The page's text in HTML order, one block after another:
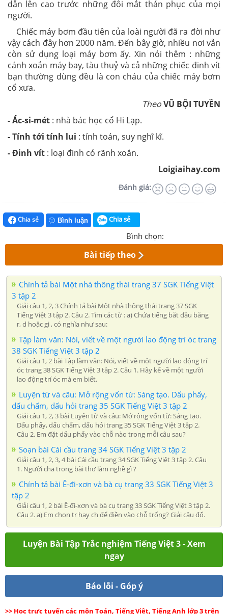
dẫn lên cao trước những đôi mắt thán phục của mọi
người.
Chiếc máy bơm đầu tiên của loài người đã ra đời như
vậy cách đây hơn 2000 năm. Đến bây giờ, nhiều nơi vẫn
còn sử dụng loại máy bơm ấy. Xin nói thêm : những
cánh xoắn máy bay, tàu thuỷ và cả những chiếc đinh vít
bạn thường dùng đều là con cháu của chiếc máy bơm
cổ xưa.
TheoVŨ BỘI TUYỀN
- Ác-si-mét : nhà bác học cổ Hi Lạp.
- Tính tới tính lui : tính toán, suy nghĩ kĩ.
- Đinh vít : loại đinh có rãnh xoắn.
Loigiaihay.com
Đánh giá:
Chia sẻ Bình luận Chia sẻ
Bình chọn:
Bài tiếp theo
Chính tả bài Một nhà thông thái trang 37 SGK Tiếng Việt
3 tập 2
Giải câu 1, 2, 3 Chính tả bài Một nhà thông thái trang 37 SGK
Tiếng Việt 3 tập 2. Câu 2. Tìm các từ : a) Chứa tiếng bắt đầu bằng
r, d hoặc gi , có nghĩa như sau:
Tập làm văn: Nói, viết về một người lao động trí óc trang
38 SGK Tiếng Việt 3 tập 2
Giải câu 1, 2 bài Tập làm văn: Nói, viết về một người lao động trí
óc trang 38 SGK Tiếng Việt 3 tập 2. Câu 1. Hãy kể về một người
lao động trí óc mà em biết.
Luyện từ và câu: Mở rộng vốn từ: Sáng tạo. Dấu phẩy,
dấu chấm, dấu hỏi trang 35 SGK Tiếng Việt 3 tập 2
Giải câu 1, 2, 3 bài Luyện từ và câu: Mở rộng vốn từ: Sáng tạo.
Dấu phẩy, dấu chấm, dấu hỏi trang 35 SGK Tiếng Việt 3 tập 2.
Câu 2. Em đặt dấu phẩy vào chỗ nào trong mỗi câu sau?
Soạn bài Cái cầu trang 34 SGK Tiếng Việt 3 tập 2
Giải câu 1, 2, 3, 4 bài Cái cầu trang 34 SGK Tiếng Việt 3 tập 2. Câu
1. Người cha trong bài thơ làm nghề gì ?
Chính tả bài Ê-đi-xơn và bà cụ trang 33 SGK Tiếng Việt 3
tập 2
Giải câu 1, 2 bài Ê-đi-xơn và bà cụ trang 33 SGK Tiếng Việt 3 tập 2.
Câu 2. a) Em chọn tr hay ch để điền vào chỗ trống? Giải câu đố.
Luyện Bài Tập Trắc nghiệm Tiếng Việt 3 - Xem
ngay
Báo lỗi - Góp ý
>> Học trực tuyến các môn Toán, Tiếng Việt, Tiếng Anh lớp 3 trên